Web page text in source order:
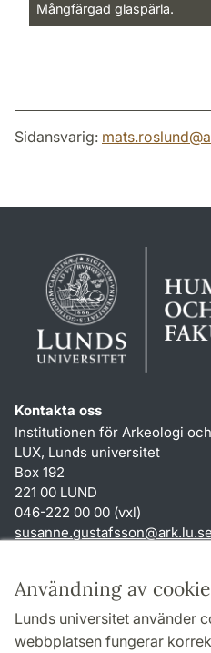
Användning av
Lunds universitet använder
webbplatsen fungerar
Mångfärgad glaspärla.
Sidansvarig: mats.roslund@
Kontakta oss
Institutionen för Arkeologi
LUX, Lunds universitet
Box 192
221 00 LUND
046-222 00 00 (vxl)
susanne.gustafsson@ark.lu.se
Genvägar
Om webbplatsen och cookies
Behandling av